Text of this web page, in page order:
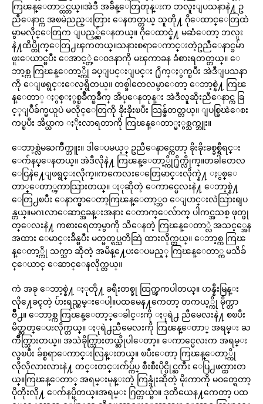
ကြၽန္ေတာ္ထင္တယ္။အဲဒီ အခ်ိန္ေတြတုန္းက ဘလူးျပသနာနဲ႔ ဥ
ညီေနာင္က အၿမဲညည္းတြား ေနတတ္တယ္ သူတို႔ ဂိုေထာင္ေတြထဲ
မွာမလိုင္ေတြက ျပည့္လွ်ံေနတယ္။ ဂိုေထာင္နဲ႔ မဆံေတာ့ ဘလူး
နဲ႔ထိပ္တိုက္ေတြ႕ၾကတယ္။သနားစရာေကာင္းတဲ့ဥညီေနာင္ခမ်ာ
ဖူးေယာင္ၿပီး ေအာင့္တဲ့ေဝဒနာကို မၾကာခန ခံစားရတတ္တယ္။ ေ
ဘာ့စ္က ကြၽန္ေတာ့္ကို ခပ္ျပင္းျပင္း ႐ိုက္ႏွက္ၿပီး အဲဒီျပသနာ
ကို ေျဖရွင္းေလ့ရွိတယ္။ တစ္ခါတေလမွာေတာ့ ေဘာ့စ္နဲ႔ ကြၽ
န္ေတာ္ ႏွစ္ႏွစ္ၿခိဳက္ၿခိဳက္ အိပ္ေနတုန္း အဲဒီလူဆိုးညီေနာင္က ခြ
င့္ျပဳခ်က္မယူပဲ မလိုင္ေတြကို ခိုးခိုးၿပီး သြန္ခ်တတ္တယ္။ ျပစ္ခြၽဲေစး
ကပ္ၿပီး အိပ္ယာက ႏိုးလာရတာကို ကြၽန္ေတာ္မႏွစ္သက္ဘူး။
ေဘာ့စ္လဲမႀကိဳက္ဘူး။ ဒါေပမယ့္ ဥညီေနာင္ကေတာ့ ခိုးခိုးခစ္ခစ္ရီရင္း
ေက်နပ္ေနတယ္။ အဲဒီလိုနဲ႔ ကြၽန္ေတာ့္ကို႐ိုက္လိုက္။တခါတေလ
ေငြနဲ႔ေျဖရွင္းလိုက္။ကကေလးေတြေမာင္းလိုက္နဲ႔ ႏွစ္ေ
တာ္ေတာ္ၾကာသြားတယ္။ ႏုဆိုတဲ့ ေကာင္မေလးနဲ႔ ေဘာ့စ္နဲ႔
ေတြ႕ၿပီး ေနာက္မွာေတာ့ကြၽန္ေတာ့္ဘဝ ေျပာင္းလဲသြားရျပ
န္တယ္။မဂၤလာေဆာင္အခန္းအနား ေတာက္ေလ်ာက္ ပါကင္အသစ္ ဖုတ္ဖု
တ္ေလးနဲ႔ ကစားရေတာ့မွာကို သိေနတဲ့ ကြၽန္ေတာ္လဲ အသင့္အေန
အထား ေမာင္းခ်ိန္ၿပီး မတ္မတ္ရပ္သတိဆြဲ ထားလိုက္တယ္။ ေဘာ့စ္က ကြၽ
န္ေတာ့္ကို သက္သာ ဆိုတဲ့ အမိန္႔ေပးေပမည့္ ကြၽန္ေတာ္က မသိခ်
င္ေယာင္ ေဆာင္ေနလိုက္တယ္။
ကဲ အခု ေဘာ့စ္နဲ႔ ႏုတို႔ ခရီးတစ္ခု ထြက္ၾကပါတယ္။ ဟန္နီးမြန္း
လို႔ေခၚတဲ့ ပ်ားရည္ဆမ္းေပါ့။ပထမေန႔ကေတာ့ တကယ့္ကို မိုက္တာ
ဗ်ိဳ႕။ ေဘာ့စ္က ကြၽန္ေတာ့္ေခါင္းကို ႏုရဲ႕ ညီမေလးနဲ႔ စၿပီး
မိတ္ဆတ္ေပးလိုက္တယ္။ ႏုရဲ႕ညီမေလးကို ကြၽန္ေတာ္ အရမ္း ႀ
ကိဳက္သြားတယ္။ အသဲခိုက္သြားတယ္ဆိုပါေတာ့။ ေကာင္မေလးက အရမ္း
လွၿပီး ခ်စ္စရာေကာင္းလြန္းတယ္။ ၿပီးေတာ့ ကြၽန္ေတာ့္ကို
လိုလိုလားလားနဲ႔ တင္းတင္းက်ပ္က်ပ္ စီးစီးပိုင္ပိုင္ႀကီး ေပြ႕ဖက္ထားတ
ယ္။ကြၽန္ေတာ္ အရမ္းမုန္းတဲ့ ကြန္ဒုံးဆိုတဲ့ မိုးကာကို မဝတ္ရေတာ့
ပိုတိုးလို႔ ေက်နပ္မိတယ္။အရမ္း ဂြတ္တယ္ဗ်ာ။ ဒုတိယေန႔ကေတာ့ ပထ